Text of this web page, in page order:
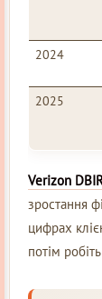
2024
2025
Verizon
зростання
цифрах
потім